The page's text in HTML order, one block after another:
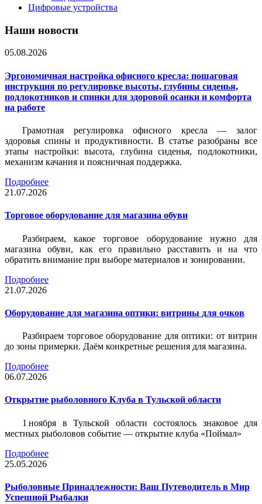
Цифровые устройства
Наши новости
05.08.2026
Эргономичная настройка офисного кресла: пошаговая
инструкция по регулировке высоты, глубины сиденья,
подлокотников и спинки для здоровой осанки и комфорта
на работе
Грамотная регулировка офисного кресла — залог
здоровья спины и продуктивности. В статье разобраны все
этапы настройки: высота, глубина сиденья, подлокотники,
механизм качания и поясничная поддержка.
Подробнее
21.07.2026
Торговое оборудование для магазина обуви
Разбираем, какое торговое оборудование нужно для
магазина обуви, как его правильно расставить и на что
обратить внимание при выборе материалов и зонировании.
Подробнее
21.07.2026
Оборудование для магазина оптики: витрины для очков
Разбираем торговое оборудование для оптики: от витрин
до зоны примерки. Даём конкретные решения для магазина.
Подробнее
06.07.2026
Открытие рыболовного Клуба в Тульской области
1 ноября в Тульской области состоялось знаковое для
местных рыболовов событие — открытие клуба «Поймал»
Подробнее
25.05.2026
Рыболовные Принадлежности: Ваш Путеводитель в Мир
Успешной Рыбалки